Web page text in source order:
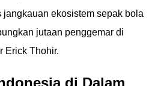
jangkauan ekosistem sepak bola
jutaan penggemar di
Erick Thohir.
di Dalam